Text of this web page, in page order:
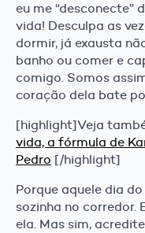
eu me “desconecte”
vida! Desculpa as
dormir, já exausta
banho ou comer e
comigo. Somos
coração dela bate
[highlight]Veja
vida, a fórmula de
Pedro [/highlight]
Porque aquele dia
sozinha no corredor.
ela. Mas sim,